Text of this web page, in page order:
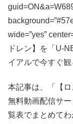
wide=”yes”
ドレン】を「U-
イアルで今すぐ
本記事は、「【
無料動画配信サ
覧表でまとめて